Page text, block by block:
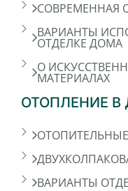
СОВРЕМЕННАЯ
ВАРИАНТЫ
ОТДЕЛКЕ ДОМА
О
МАТЕРИАЛАХ
ОТОПЛЕНИЕ В
ВАРИАНТЫ